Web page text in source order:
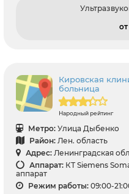
Кировская
больница
Народный рейтинг
Метро: Улица Дыбенко
Район: Лен. область
Адрес: Ленинградская
Аппарат: КТ Siemens
аппарат
Режим работы: 09:00-